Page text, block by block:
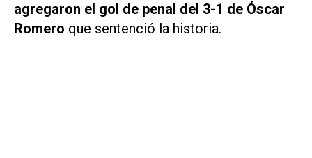
agregaron el gol de penal del 3-1 de Óscar
Romero que sentenció la historia.